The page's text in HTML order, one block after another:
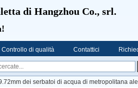
di Hangzhou Co., srl.
Controllo di qualità Contattici
dei serbatoi di acqua di metropolitana